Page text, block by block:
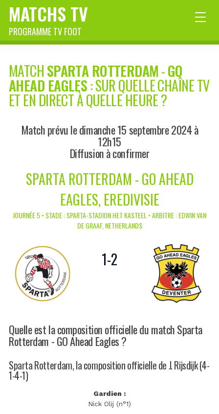
MATCHS TV
PROGRAMME TV FOOT
MATCHSPARTA ROTTERDAM-GO
AHEAD EAGLES: SUR QUELLE CHAÎNE TV
ET EN DIRECT À QUELLE HEURE ?
Match prévu le dimanche 15 septembre 2024 à
12h15
Diffusion à confirmer
SPARTA ROTTERDAM - GO AHEAD
EAGLES, EREDIVISIE
JOURNÉE 5 • STADE : SPARTA-STADION HET KASTEEL • ARBITRE : EDWIN VAN
DE GRAAF, NETHERLANDS
1-2
Quelle est la composition officielle du match Sparta
Rotterdam - GO Ahead Eagles ?
Sparta Rotterdam, la composition officielle de J. Rijsdijk (4-
1-4-1)
Gardien :
Nick Olij (n°1)